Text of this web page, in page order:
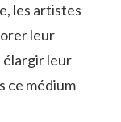
les artistes
leur
élargir leur
ce médium